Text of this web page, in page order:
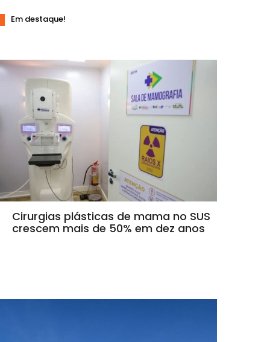
Em destaque!
Cirurgias plásticas de mama no SUS
crescem mais de 50% em dez anos